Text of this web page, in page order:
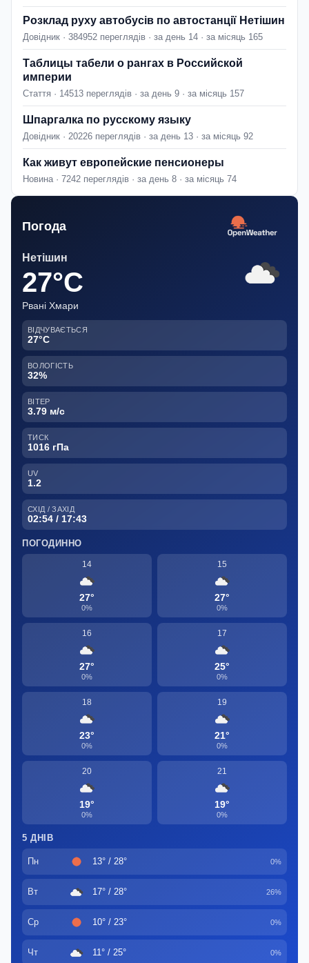
Розклад руху автобусів по автостанції Нетішин
Довідник · 384952 переглядів · за день 14 · за місяць 165
Таблицы табели о рангах в Российской
империи
Стаття · 14513 переглядів · за день 9 · за місяць 157
Шпаргалка по русскому языку
Довідник · 20226 переглядів · за день 13 · за місяць 92
Как живут европейские пенсионеры
Новина · 7242 переглядів · за день 8 · за місяць 74
Погода
Нетішин
27°C
Рвані Хмари
ВІДЧУВАЄТЬСЯ
27°C
ВОЛОГІСТЬ
32%
ВІТЕР
3.79 м/с
ТИСК
1016 гПа
UV
1.2
СХІД / ЗАХІД
02:54 / 17:43
ПОГОДИННО
14
27°
0%
15
27°
0%
16
27°
0%
17
25°
0%
18
23°
0%
19
21°
0%
20
19°
0%
21
19°
0%
5 ДНІВ
Пн 13° / 28° 0%
Вт 17° / 28° 26%
Ср 10° / 23° 0%
Чт 11° / 25° 0%